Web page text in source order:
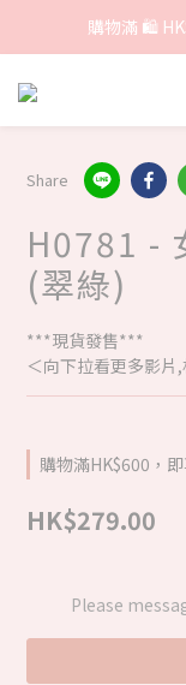
購物滿 🛍
Share
H0781 -
(翠綠)
***現貨發售***
＜向下拉看更多影片
購物滿HK$600，
HK$279.00
Please